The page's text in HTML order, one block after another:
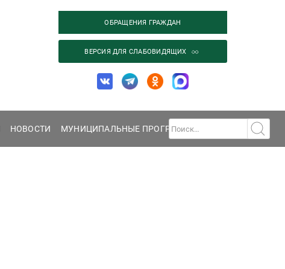
ОБРАЩЕНИЯ ГРАЖДАН
ВЕРСИЯ ДЛЯ СЛАБОВИДЯЩИХ
НОВОСТИ МУНИЦИПАЛЬНЫЕ ПРОГРАММЫ